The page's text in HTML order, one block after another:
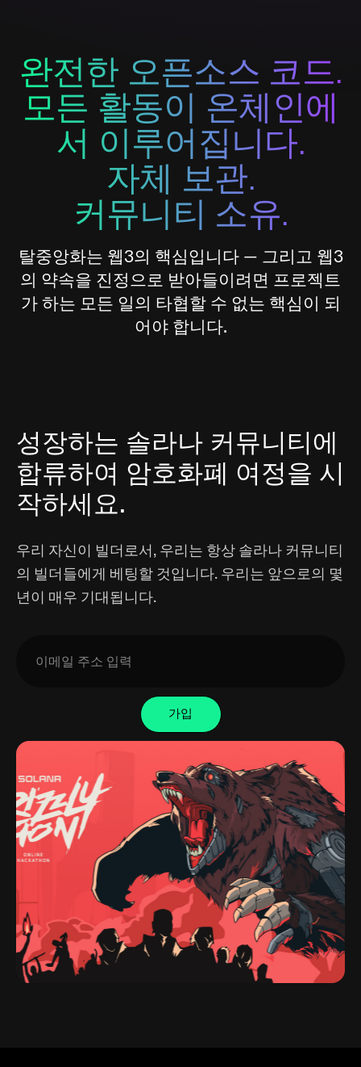
완전한 오픈소스 코드.
모든 활동이 온체인에
서 이루어집니다.
자체 보관.
커뮤니티 소유.
탈중앙화는 웹3의 핵심입니다 — 그리고 웹3
의 약속을 진정으로 받아들이려면 프로젝트
가 하는 모든 일의 타협할 수 없는 핵심이 되
어야 합니다.
성장하는 솔라나 커뮤니티에
합류하여 암호화폐 여정을 시
작하세요.
우리 자신이 빌더로서, 우리는 항상 솔라나 커뮤니티
의 빌더들에게 베팅할 것입니다. 우리는 앞으로의 몇
년이 매우 기대됩니다.
가입
Grizzlython hackathon